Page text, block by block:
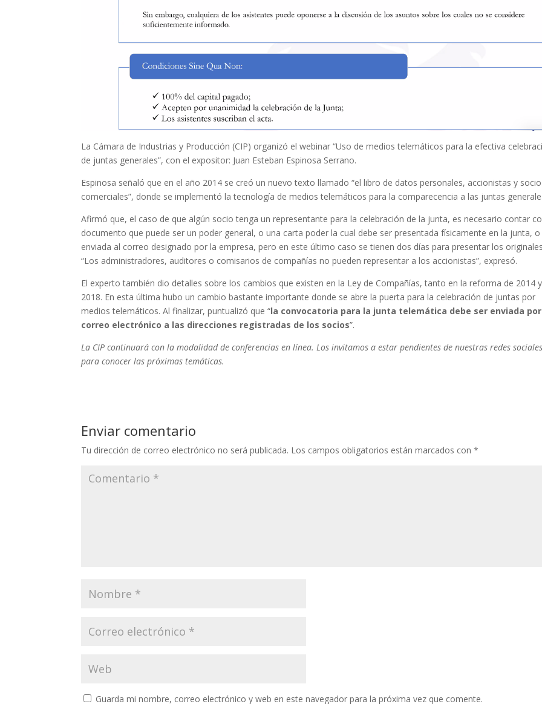
La Cámara de Industrias y Producción (CIP) organizó el webinar “Uso de medios telemáticos para la efectiva
de juntas generales”, con el expositor: Juan Esteban Espinosa Serrano.
Espinosa señaló que en el año 2014 se creó un nuevo texto llamado “el libro de datos personales, accionistas y
comerciales”, donde se implementó la tecnología de medios telemáticos para la comparecencia a las juntas
Afirmó que, el caso de que algún socio tenga un representante para la celebración de la junta, es necesario contar
documento que puede ser un poder general, o una carta poder la cual debe ser presentada físicamente en la junta, o
enviada al correo designado por la empresa, pero en este último caso se tienen dos días para presentar los
“Los administradores, auditores o comisarios de compañías no pueden representar a los accionistas”, expresó.
El experto también dio detalles sobre los cambios que existen en la Ley de Compañías, tanto en la reforma de 2014 y
2018. En esta última hubo un cambio bastante importante donde se abre la puerta para la celebración de juntas por
medios telemáticos. Al finalizar, puntualizó que “la convocatoria para la junta telemática debe ser enviada por
correo electrónico a las direcciones registradas de los socios”.
La CIP continuará con la modalidad de conferencias en línea. Los invitamos a estar pendientes de nuestras redes sociales
para conocer las próximas temáticas.
Enviar comentario
Tu dirección de correo electrónico no será publicada. Los campos obligatorios están marcados con*
Guarda mi nombre, correo electrónico y web en este navegador para la próxima vez que comente.